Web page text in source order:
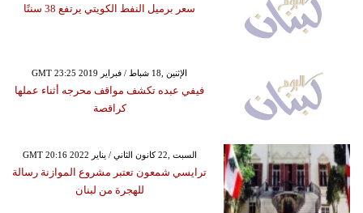
سعر برميل النفط الكويتي يرتفع 38 سنتًا
GMT 23:25 2019 الإثنين ,18 شباط / فبراير
فيفي عبده تكشف مواقف محرجه أثناء عملها
كراقصة
GMT 20:16 2022 السبت ,22 كانون الثاني / يناير
ترايسي شمعون تعتبر مشروع الموازنة رسالة
للهجرة من لبنان